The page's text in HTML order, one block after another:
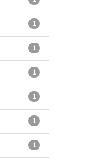
1
1
1
1
1
1